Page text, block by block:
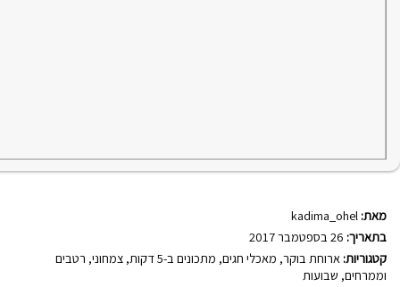
מאת: kadima_ohel
בתאריך:
קטגוריות: ארוחת בוקר, מאכלי חגים, מתכונים ב-5 דקות , צמחוני, רטבים
וממרחים, שבועות